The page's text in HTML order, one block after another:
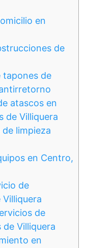
en
de
tapones de
atascos en
de Villiquera
limpieza
en Centro,
de
de
Villiquera
en